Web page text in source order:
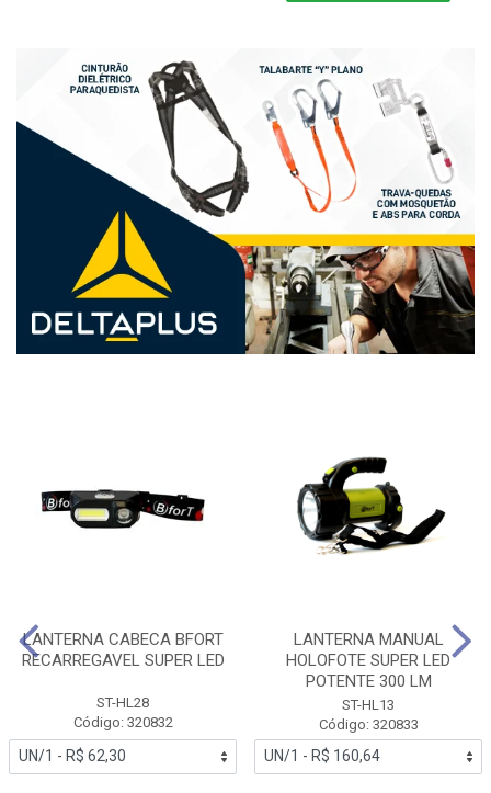
LANTERNA CABECA BFORT
RECARREGAVEL SUPER LED
ST-HL28
Código: 320832
LANTERNA MANUAL
HOLOFOTE SUPER LED
POTENTE 300 LM
ST-HL13
Código: 320833